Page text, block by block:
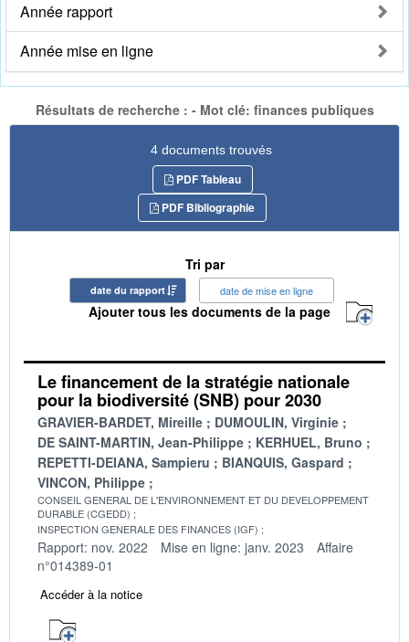
Année rapport
Année mise en ligne
Résultats de recherche : - Mot clé: finances publiques
4 documents trouvés
PDF Tableau
PDF Bibliographie
Tri par
date du rapport date de mise en ligne
Ajouter tous les documents de la page
Le financement de la stratégie nationale
pour la biodiversité (SNB) pour 2030
GRAVIER-BARDET, Mireille
DUMOULIN, Virginie
DE SAINT-MARTIN, Jean-Philippe
KERHUEL, Bruno
REPETTI-DEIANA, Sampieru
BIANQUIS, Gaspard
VINCON, Philippe
CONSEIL GENERAL DE L'ENVIRONNEMENT ET DU DEVELOPPEMENT
DURABLE (CGEDD)
INSPECTION GENERALE DES FINANCES (IGF)
Rapport: nov. 2022 Mise en ligne: janv. 2023
Affaire
n°014389-01
Accéder à la notice